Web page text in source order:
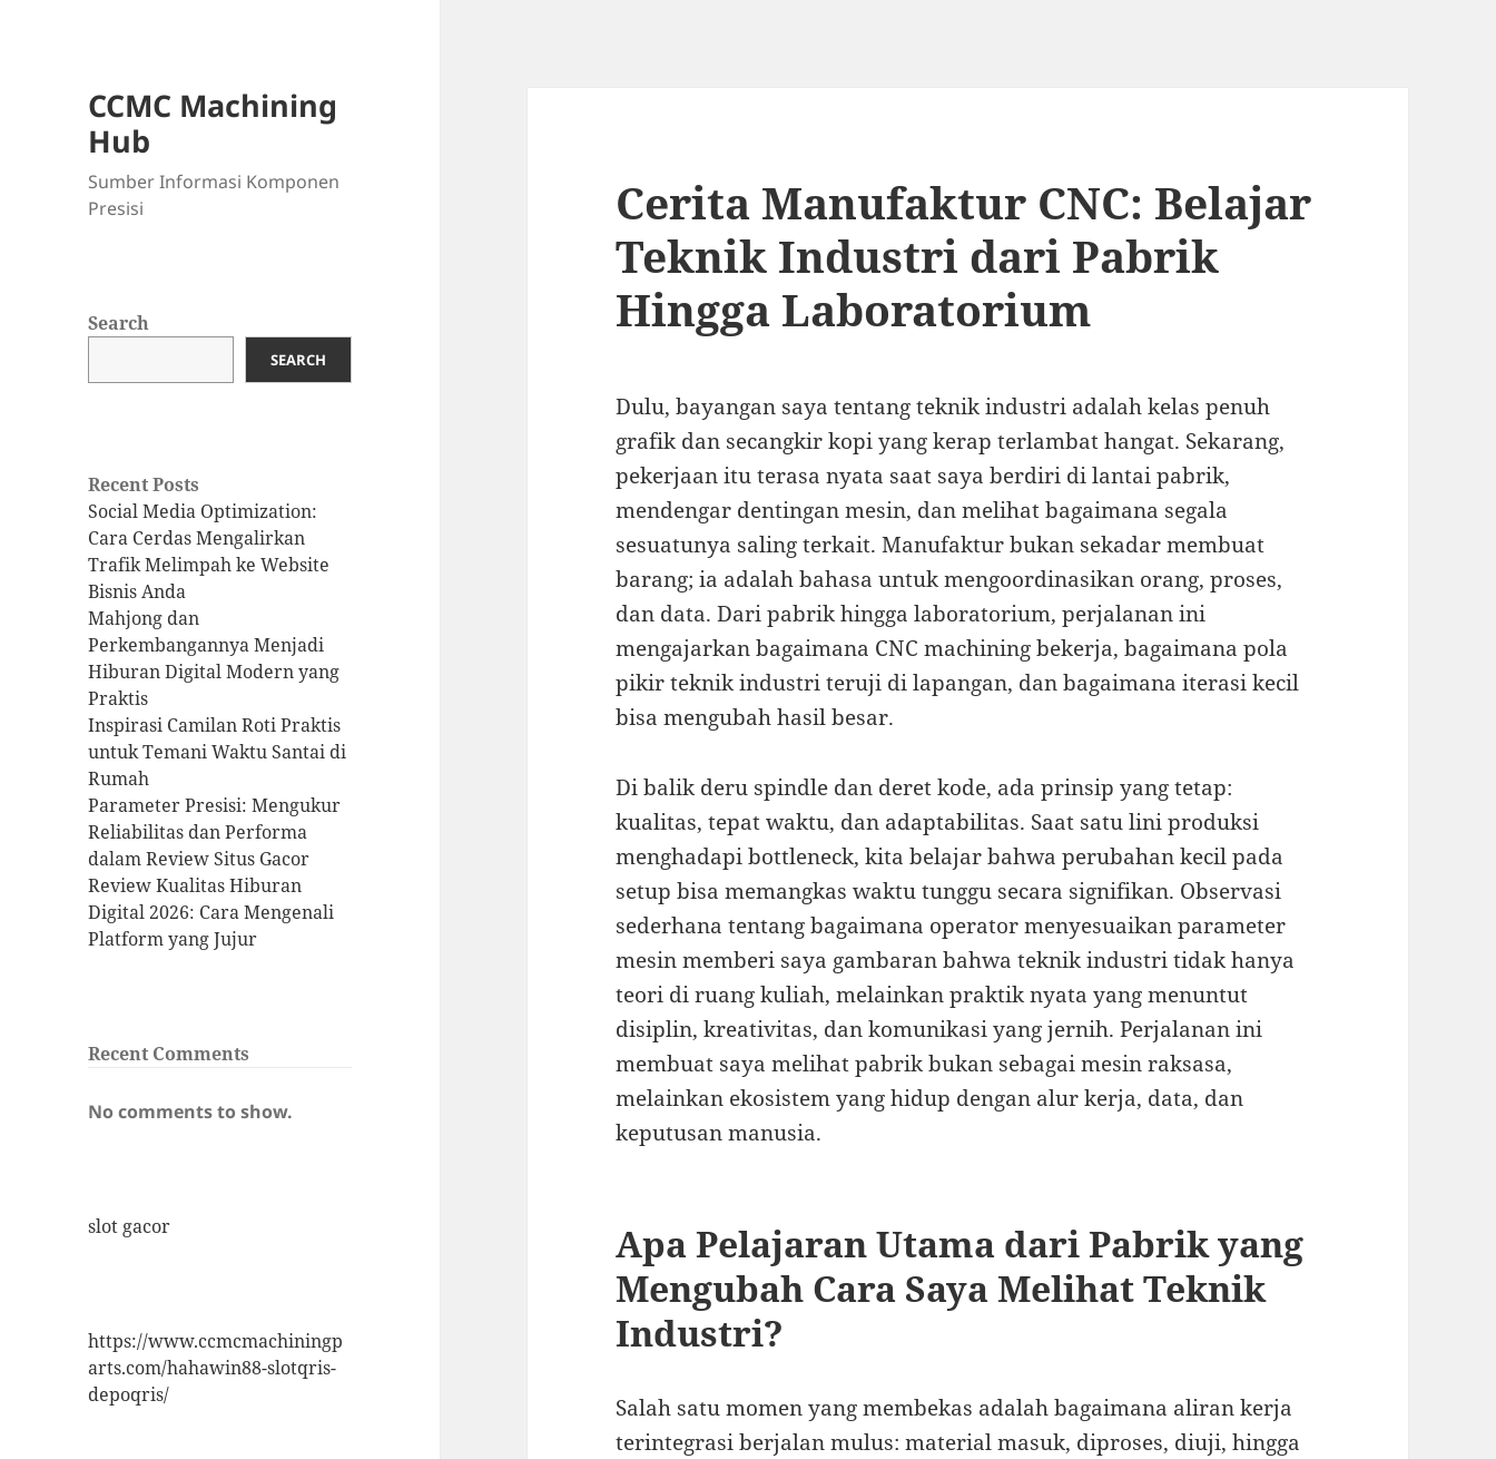
CCMC Machining
Hub
Sumber Informasi Komponen
Presisi
Search
SEARCH
Recent Posts
Social Media Optimization:
Cara Cerdas Mengalirkan
Trafik Melimpah ke Website
Bisnis Anda
Mahjong dan
Perkembangannya Menjadi
Hiburan Digital Modern yang
Praktis
Inspirasi Camilan Roti Praktis
untuk Temani Waktu Santai di
Rumah
Parameter Presisi: Mengukur
Reliabilitas dan Performa
dalam Review Situs Gacor
Review Kualitas Hiburan
Digital 2026: Cara Mengenali
Platform yang Jujur
Recent Comments
No comments to show.
slot gacor
https://www.ccmcmachiningp
arts.com/hahawin88-slotqris-
depoqris/
Cerita Manufaktur CNC: Belajar
Teknik Industri dari Pabrik
Hingga Laboratorium
Dulu, bayangan saya tentang teknik industri adalah kelas penuh
grafik dan secangkir kopi yang kerap terlambat hangat. Sekarang,
pekerjaan itu terasa nyata saat saya berdiri di lantai pabrik,
mendengar dentingan mesin, dan melihat bagaimana segala
sesuatunya saling terkait. Manufaktur bukan sekadar membuat
barang; ia adalah bahasa untuk mengoordinasikan orang, proses,
dan data. Dari pabrik hingga laboratorium, perjalanan ini
mengajarkan bagaimana CNC machining bekerja, bagaimana pola
pikir teknik industri teruji di lapangan, dan bagaimana iterasi kecil
bisa mengubah hasil besar.
Di balik deru spindle dan deret kode, ada prinsip yang tetap:
kualitas, tepat waktu, dan adaptabilitas. Saat satu lini produksi
menghadapi bottleneck, kita belajar bahwa perubahan kecil pada
setup bisa memangkas waktu tunggu secara signifikan. Observasi
sederhana tentang bagaimana operator menyesuaikan parameter
mesin memberi saya gambaran bahwa teknik industri tidak hanya
teori di ruang kuliah, melainkan praktik nyata yang menuntut
disiplin, kreativitas, dan komunikasi yang jernih. Perjalanan ini
membuat saya melihat pabrik bukan sebagai mesin raksasa,
melainkan ekosistem yang hidup dengan alur kerja, data, dan
keputusan manusia.
Apa Pelajaran Utama dari Pabrik yang
Mengubah Cara Saya Melihat Teknik
Industri?
Salah satu momen yang membekas adalah bagaimana aliran kerja
terintegrasi berjalan mulus: material masuk, diproses, diuji, hingga